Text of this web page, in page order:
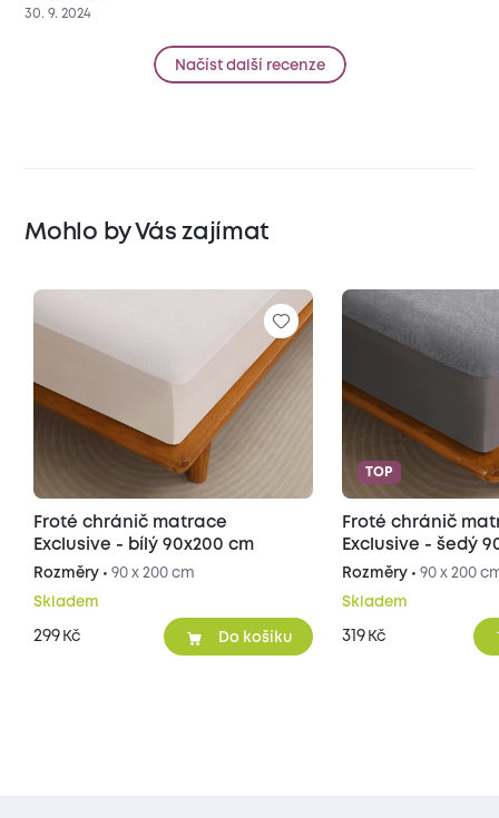
30. 9. 2024
Načíst další recenze
Mohlo by Vás zajímat
Froté chránič matrace
Exclusive - bílý 90x200 cm
Rozměry • 90 x 200 cm
Skladem
299 Kč Do košíku
TOP
Froté chránič
Exclusive - šedý
Rozměry •90 x 200
Skladem
319 Kč